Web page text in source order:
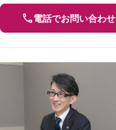
電話でお問い合わせ